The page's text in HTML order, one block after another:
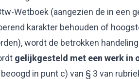
Wetboek (aangezien de in een
karakter behouden of
wordt de betrokken
gelijkgesteld met een werk in
in punt c) van § 3 van